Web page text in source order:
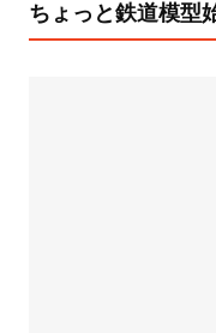
ちょっと鉄道模型